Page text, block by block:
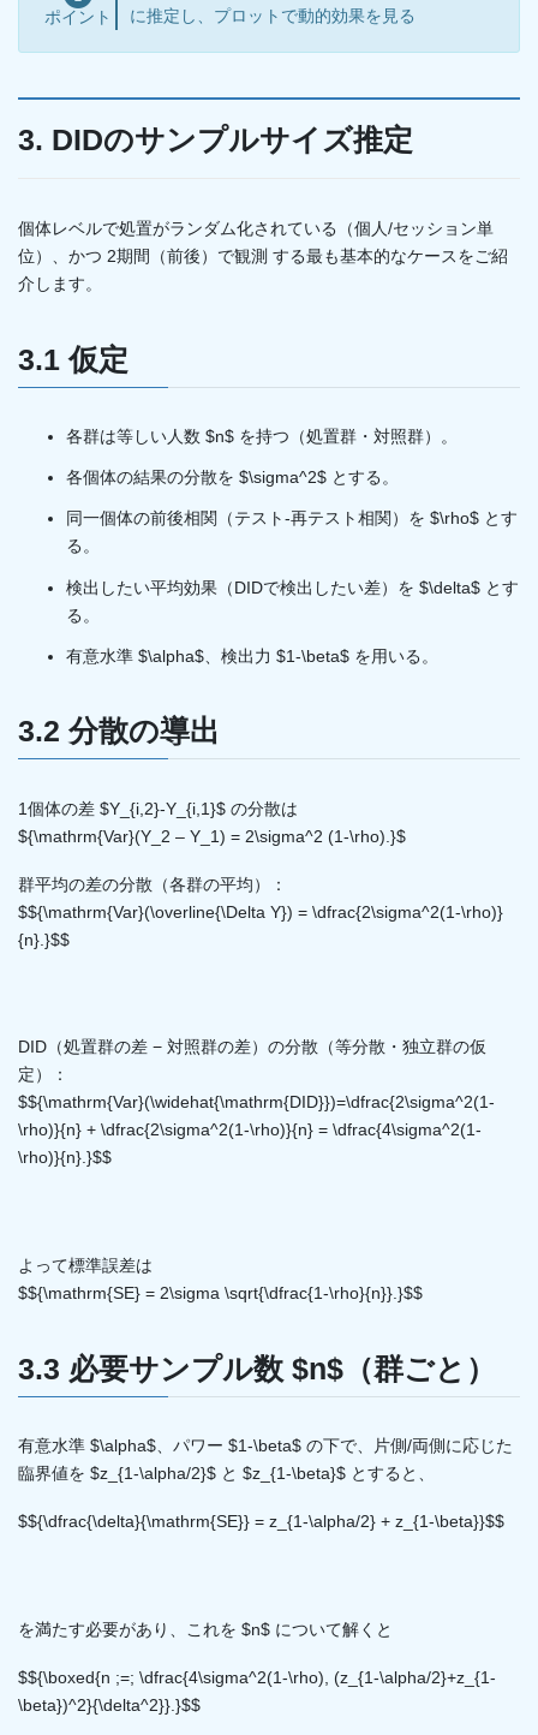
ポイント
に推定し、プロットで動的効果を見る
3. DIDのサンプルサイズ推定
個体レベルで処置がランダム化されている（個人/セッション単
位）、かつ 2期間（前後）で観測 する最も基本的なケースをご紹
介します。
3.1 仮定
各群は等しい人数 $n$ を持つ（処置群・対照群）。
各個体の結果の分散を $\sigma^2$ とする。
同一個体の前後相関（テスト-再テスト相関）を $\rho$ とす
る。
検出したい平均効果（DIDで検出したい差）を $\delta$ とす
る。
有意水準 $\alpha$、検出力 $1-\beta$ を用いる。
3.2 分散の導出
1個体の差 $Y_{i,2}-Y_{i,1}$ の分散は
${\mathrm{Var}(Y_2 – Y_1) = 2\sigma^2 (1-\rho).}$
群平均の差の分散（各群の平均）：
$${\mathrm{Var}(\overline{\Delta Y}) = \dfrac{2\sigma^2(1-\rho)}
{n}.}$$
DID（処置群の差 − 対照群の差）の分散（等分散・独立群の仮
定）：
$${\mathrm{Var}(\widehat{\mathrm{DID}})=\dfrac{2\sigma^2(1-
\rho)}{n} + \dfrac{2\sigma^2(1-\rho)}{n} = \dfrac{4\sigma^2(1-
\rho)}{n}.}$$
よって標準誤差は
$${\mathrm{SE} = 2\sigma \sqrt{\dfrac{1-\rho}{n}}.}$$
3.3 必要サンプル数 $n$（群ごと）
有意水準 $\alpha$、パワー $1-\beta$ の下で、片側/両側に応じた
臨界値を $z_{1-\alpha/2}$ と $z_{1-\beta}$ とすると、
$${\dfrac{\delta}{\mathrm{SE}} = z_{1-\alpha/2} + z_{1-\beta}}$$
を満たす必要があり、これを $n$ について解くと
$${\boxed{n ;=; \dfrac{4\sigma^2(1-\rho), (z_{1-\alpha/2}+z_{1-
\beta})^2}{\delta^2}}.}$$